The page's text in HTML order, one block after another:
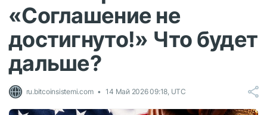
«Соглашение не
достигнуто!» Что будет
дальше?
ru.bitcoinsistemi.com 14 Май 2026 09:18, UTC